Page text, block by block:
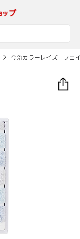
今治カラーレイズ フェ